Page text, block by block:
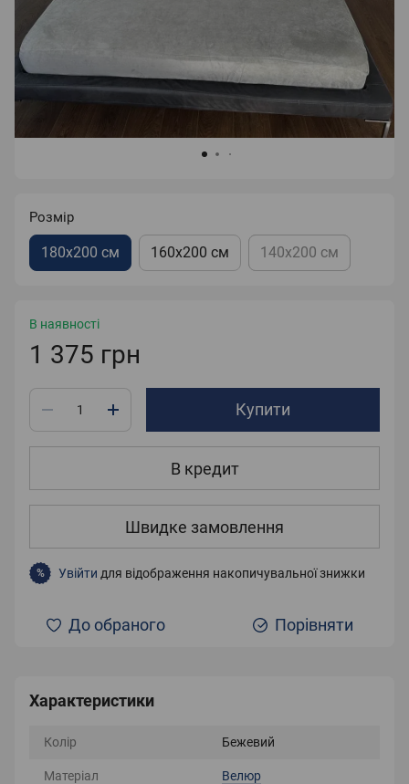
Розмір
180х200 см 160х200 см 140х200 см
В наявності
1 375 грн
Купити
В кредит
Швидке замовлення
% Увійти для відображення накопичувальної знижки
До обраного Порівняти
Характеристики
Колір Бежевий
Матеріал Велюр